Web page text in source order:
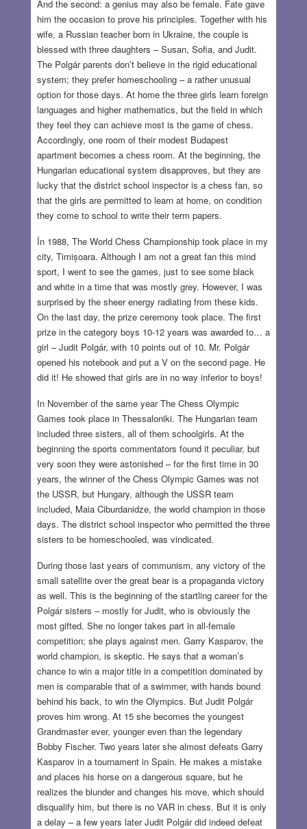
And the second: a genius may also be female. Fate gave
him the occasion to prove his principles. Together with his
wife, a Russian teacher born in Ukraine, the couple is
blessed with three daughters – Susan, Sofia, and Judit.
The Polgár parents don’t believe in the rigid educational
system; they prefer homeschooling – a rather unusual
option for those days. At home the three girls learn foreign
languages and higher mathematics, but the field in which
they feel they can achieve most is the game of chess.
Accordingly, one room of their modest Budapest
apartment becomes a chess room. At the beginning, the
Hungarian educational system disapproves, but they are
lucky that the district school inspector is a chess fan, so
that the girls are permitted to learn at home, on condition
they come to school to write their term papers.
În 1988, The World Chess Championship took place in my
city, Timișoara. Although I am not a great fan this mind
sport, I went to see the games, just to see some black
and white in a time that was mostly grey. However, I was
surprised by the sheer energy radiating from these kids.
On the last day, the prize ceremony took place. The first
prize in the category boys 10-12 years was awarded to… a
girl – Judit Polgár, with 10 points out of 10. Mr. Polgár
opened his notebook and put a V on the second page. He
did it! He showed that girls are in no way inferior to boys!
In November of the same year The Chess Olympic
Games took place in Thessaloniki. The Hungarian team
included three sisters, all of them schoolgirls. At the
beginning the sports commentators found it peculiar, but
very soon they were astonished – for the first time in 30
years, the winner of the Chess Olympic Games was not
the USSR, but Hungary, although the USSR team
included, Maia Ciburdanidze, the world champion in those
days. The district school inspector who permitted the three
sisters to be homeschooled, was vindicated.
During those last years of communism, any victory of the
small satellite over the great bear is a propaganda victory
as well. This is the beginning of the startling career for the
Polgár sisters – mostly for Judit, who is obviously the
most gifted. She no longer takes part in all-female
competition; she plays against men. Garry Kasparov, the
world champion, is skeptic. He says that a woman’s
chance to win a major title in a competition dominated by
men is comparable that of a swimmer, with hands bound
behind his back, to win the Olympics. But Judit Polgár
proves him wrong. At 15 she becomes the youngest
Grandmaster ever, younger even than the legendary
Bobby Fischer. Two years later she almost defeats Garry
Kasparov in a tournament in Spain. He makes a mistake
and places his horse on a dangerous square, but he
realizes the blunder and changes his move, which should
disqualify him, but there is no VAR in chess. But it is only
a delay – a few years later Judit Polgár did indeed defeat